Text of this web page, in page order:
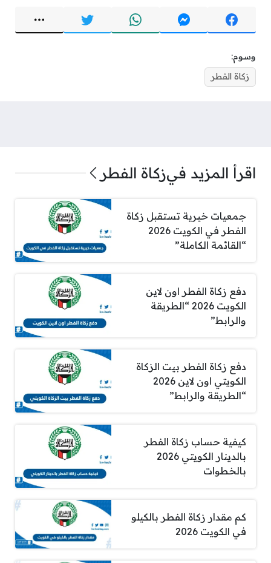
وسوم:
زكاة الفطر
اقرأ المزيد فيزكاة الفطر
جمعيات خيرية تستقبل زكاة
الفطر في الكويت 2026
“القائمة الكاملة”
دفع زكاة الفطر اون لاين
الكويت 2026 “الطريقة
والرابط”
دفع زكاة الفطر بيت الزكاة
الكويتي اون لاين 2026
“الطريقة والرابط”
كيفية حساب زكاة الفطر
بالدينار الكويتي 2026
بالخطوات
كم مقدار زكاة الفطر بالكيلو
في الكويت 2026